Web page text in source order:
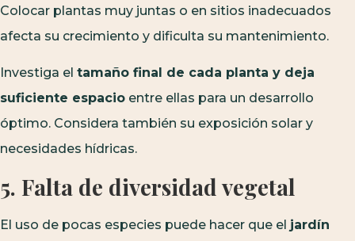
Colocar plantas muy juntas o en sitios inadecuados
afecta su crecimiento y dificulta su mantenimiento.
Investiga el tamaño final de cada planta y deja
suficiente espacio entre ellas para un desarrollo
óptimo. Considera también su exposición solar y
necesidades hídricas.
5. Falta de diversidad vegetal
El uso de pocas especies puede hacer que el jardín